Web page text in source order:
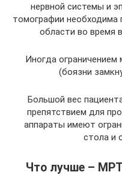
нервной системы и
томографии необходима
области во время
Иногда
(боязни
Большой вес
препятствием для
аппараты имеют
стола и
Что лучше –